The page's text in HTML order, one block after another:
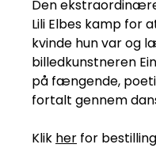
Den
Lili Elbes kamp for
kvinde hun var og
billedkunstneren
på fængende,
fortalt gennem
Klik her for